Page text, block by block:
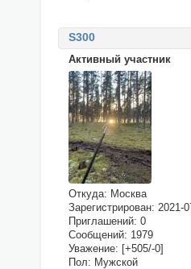
S300
Активный участник
Откуда: Москва
Зарегистрирован: 2021-
Приглашений: 0
Сообщений: 1979
Уважение: [+505/-0]
Пол: Мужской